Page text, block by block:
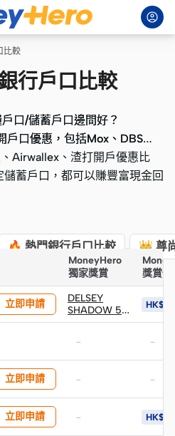
比較
行戶口比較
口/儲蓄戶口邊間好？
戶口優惠，包括Mox、DBS
Airwallex、渣打開戶優惠比
蓄戶口，都可以賺豐富現金回
口/儲蓄戶口邊間好？
戶口優惠，包括Mox、DBS
Airwallex、渣打開戶優惠比
蓄戶口，都可以賺豐富現金回
🔥 熱門銀行戶口比較 👑 尊
MoneyHero
獨家獎賞
獎賞價
立即申請
DELSEY
SHADOW 5.0
75 CM 可擴
議零售價:
HK$3,890)
- -
立即申請 - -
立即申請 -